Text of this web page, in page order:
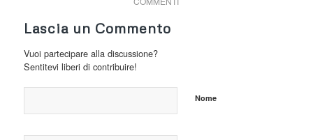
Lascia un Commento
Vuoi partecipare alla discussione?
Sentitevi liberi di contribuire!
Nome